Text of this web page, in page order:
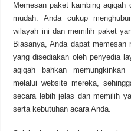
Memesan paket kambing aqiqah
mudah. Anda cukup
wilayah ini dan memilih paket
Biasanya, Anda dapat
yang disediakan oleh penyedia
aqiqah bahkan
melalui website mereka,
secara lebih jelas dan memilih
serta kebutuhan acara Anda.